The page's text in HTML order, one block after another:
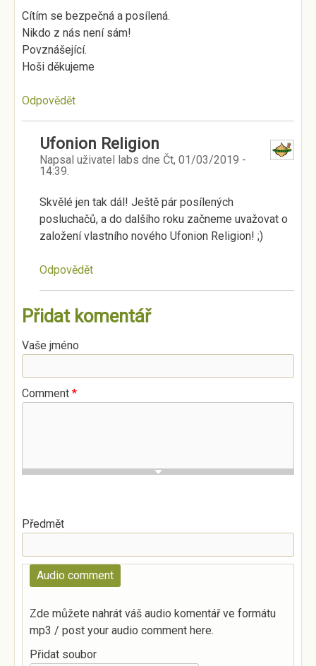
Cítím se bezpečná a posílená.
Nikdo z nás není sám!
Povznášející.
Hoši děkujeme
Odpovědět
Ufonion Religion
Napsal uživatel labs dne Čt, 01/03/2019 -
14:39.
Skvělé jen tak dál! Ještě pár posílených
posluchačů, a do dalšího roku začneme uvažovat o
založení vlastního nového Ufonion Religion! ;)
Odpovědět
Přidat komentář
Vaše jméno
Comment *
Předmět
Audio comment
Zde můžete nahrát váš audio komentář ve formátu
mp3 / post your audio comment here.
Přidat soubor